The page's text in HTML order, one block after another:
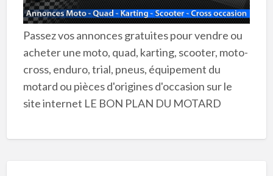
Passez vos annonces gratuites pour vendre ou
acheter une moto, quad, karting, scooter, moto-
cross, enduro, trial, pneus, équipement du
motard ou pièces d'origines d'occasion sur le
site internet LE BON PLAN DU MOTARD